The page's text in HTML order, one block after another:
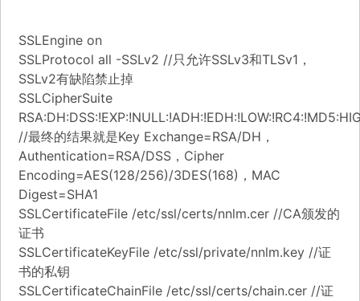
SSLEngine on
SSLProtocol all -SSLv2 //只允许SSLv3和TLSv1，
SSLv2有缺陷禁止掉
SSLCipherSuite
//最终的结果就是Key Exchange=RSA/DH，
Authentication=RSA/DSS，Cipher
Encoding=AES(128/256)/3DES(168)，MAC
Digest=SHA1
SSLCertificateFile /etc/ssl/certs/nnlm.cer //CA颁发的
证书
SSLCertificateKeyFile /etc/ssl/private/nnlm.key //证
书的私钥
SSLCertificateChainFile /etc/ssl/certs/chain.cer //证